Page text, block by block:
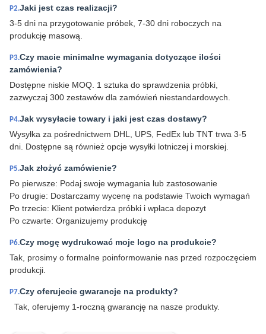
P2.Jaki jest czas realizacji?
3-5 dni na przygotowanie próbek, 7-30 dni roboczych na
produkcję masową.
P3.Czy macie minimalne wymagania dotyczące ilości
zamówienia?
Dostępne niskie MOQ. 1 sztuka do sprawdzenia próbki,
zazwyczaj 300 zestawów dla zamówień niestandardowych.
P4.Jak wysyłacie towary i jaki jest czas dostawy?
Wysyłka za pośrednictwem DHL, UPS, FedEx lub TNT trwa 3-5
dni. Dostępne są również opcje wysyłki lotniczej i morskiej.
P5.Jak złożyć zamówienie?
Po pierwsze: Podaj swoje wymagania lub zastosowanie
Po drugie: Dostarczamy wycenę na podstawie Twoich wymagań
Po trzecie: Klient potwierdza próbki i wpłaca depozyt
Po czwarte: Organizujemy produkcję
P6.Czy mogę wydrukować moje logo na produkcie?
Tak, prosimy o formalne poinformowanie nas przed rozpoczęciem
produkcji.
P7.Czy oferujecie gwarancje na produkty?
Tak, oferujemy 1-roczną gwarancję na nasze produkty.